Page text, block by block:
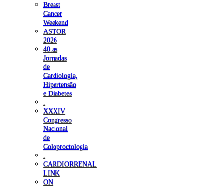
Breast
Cancer
Weekend
ASTOR
2026
40.as
Jornadas
de
Cardiologia,
Hipertensão
e Diabetes
XXXIV
Congresso
Nacional
de
Coloproctologia
CARDIORRENAL
LINK
ON